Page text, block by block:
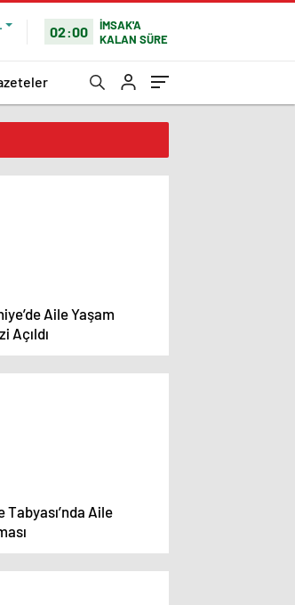
02:00
İMSAK'A
KALAN SÜRE
Aile Yaşam
Açıldı
Tabyası’nda Aile